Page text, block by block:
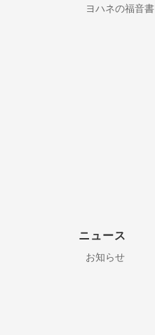
ヨハネの福音書
ニュース
お知らせ